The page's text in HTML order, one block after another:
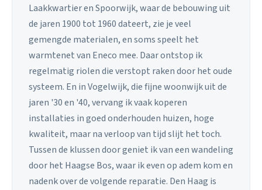
Laakkwartier en Spoorwijk, waar de bebouwing uit
de jaren 1900 tot 1960 dateert, zie je veel
gemengde materialen, en soms speelt het
warmtenet van Eneco mee. Daar ontstop ik
regelmatig riolen die verstopt raken door het oude
systeem. En in Vogelwijk, die fijne woonwijk uit de
jaren '30 en '40, vervang ik vaak koperen
installaties in goed onderhouden huizen, hoge
kwaliteit, maar na verloop van tijd slijt het toch.
Tussen de klussen door geniet ik van een wandeling
door het Haagse Bos, waar ik even op adem kom en
nadenk over de volgende reparatie. Den Haag is